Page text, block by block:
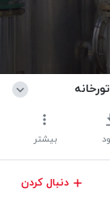
بیشتر
دنبال کردن